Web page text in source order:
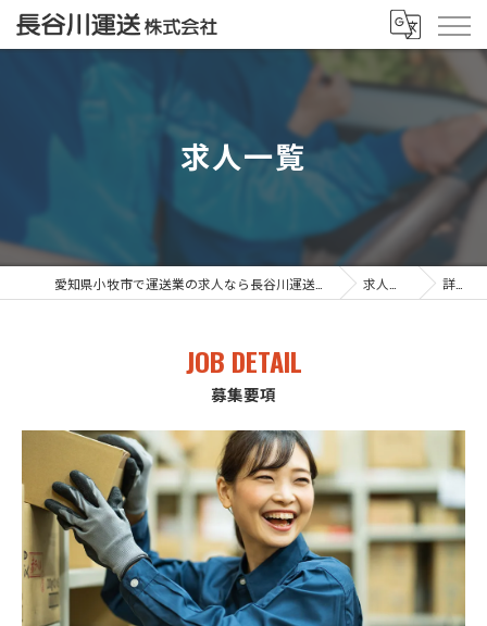
求人一覧
愛知県小牧市で運送業の求人なら長谷川運送株式会社 求人一覧 詳細
募集要項
JOB DETAIL